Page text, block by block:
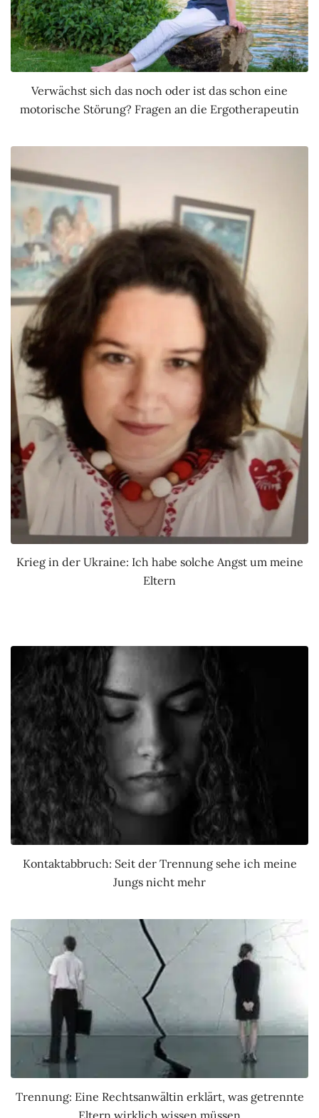
Verwächst sich das noch oder ist das schon eine
motorische Störung? Fragen an die Ergotherapeutin
Krieg in der Ukraine: Ich habe solche Angst um meine
Eltern
Kontaktabbruch: Seit der Trennung sehe ich meine
Jungs nicht mehr
Trennung: Eine Rechtsanwältin erklärt, was getrennte
Eltern wirklich wissen müssen